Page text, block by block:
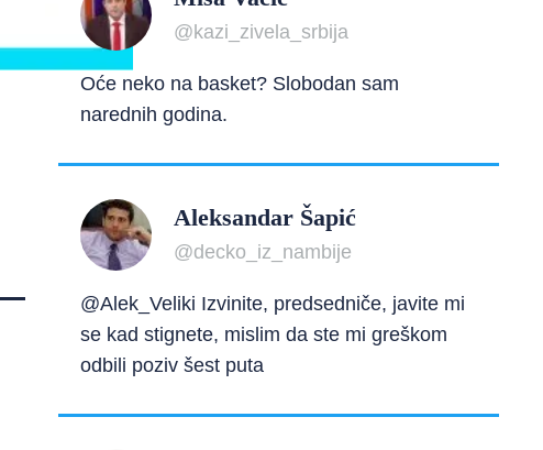
@kazi_zivela_srbija
Oće neko na basket? Slobodan sam
narednih godina.
Aleksandar Šapić
@decko_iz_nambije
@Alek_Veliki Izvinite, predsedniče, javite mi
se kad stignete, mislim da ste mi greškom
odbili poziv šest puta